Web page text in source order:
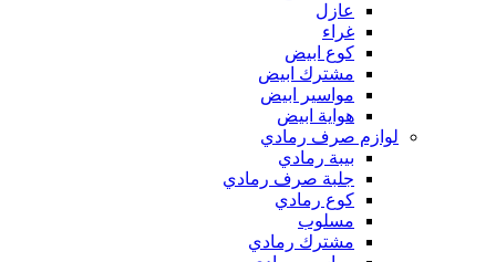
عازل
غراء
كوع ابيض
مشترك ابيض
مواسير ابيض
هواية ابيض
لوازم صرف رمادي
بيبة رمادي
جلبة صرف رمادي
كوع رمادي
مسلوب
مشترك رمادي